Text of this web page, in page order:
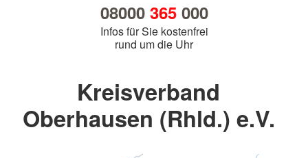
08000 365000
Infos für Sie kostenfrei
rund um die Uhr
Kreisverband
Oberhausen (Rhld.) e.V.